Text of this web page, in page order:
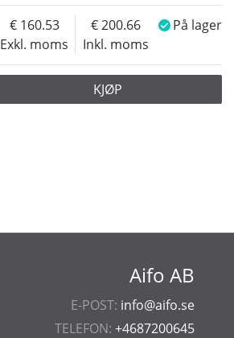
Exkl. moms
160.53
Inkl. moms
200.66 På lager
KJØP
Aifo AB
E-POST: info@aifo.se
TELEFON: +4687200645